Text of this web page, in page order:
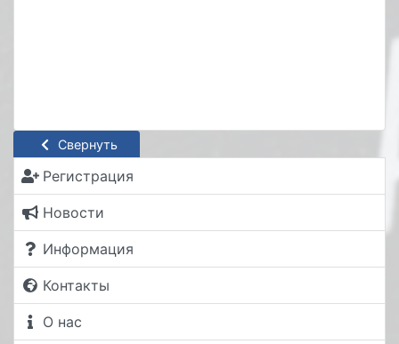
Свернуть
Регистрация
Новости
Информация
Контакты
О нас